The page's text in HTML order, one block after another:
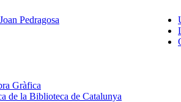
Joan Pedragosa
Gràfica
de la Biblioteca de Catalunya